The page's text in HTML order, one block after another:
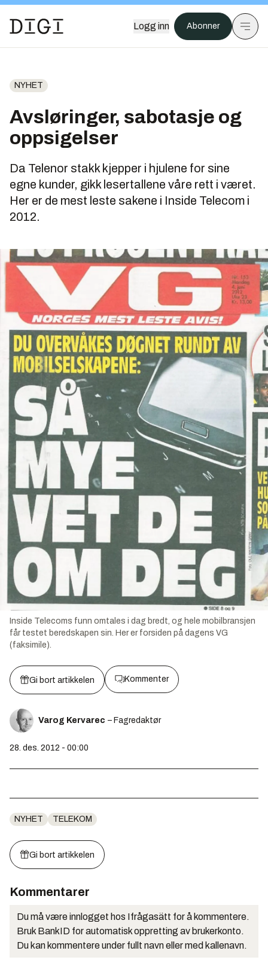
Logg inn Abonner
NYHET
Avsløringer, sabotasje og
oppsigelser
Da Telenor stakk kjepper i hjulene for sine
egne kunder, gikk lesertallene våre rett i været.
Her er de mest leste sakene i Inside Telecom i
2012.
Inside Telecoms funn omtales i dag bredt, og hele mobilbransjen
får testet beredskapen sin. Her er forsiden på dagens VG
(faksimile).
Gi bort artikkelen Kommenter
Varog Kervarec – Fagredaktør
28. des. 2012 - 00:00
NYHET TELEKOM
Gi bort artikkelen
Kommentarer
Du må være innlogget hos Ifrågasätt for å kommentere.
Bruk BankID for automatisk oppretting av brukerkonto.
Du kan kommentere under fullt navn eller med kallenavn.